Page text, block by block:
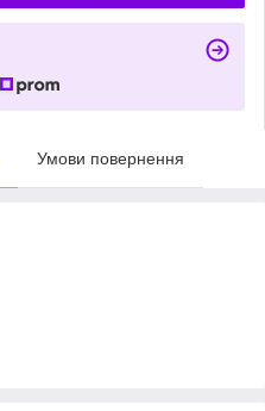
Умови повернення